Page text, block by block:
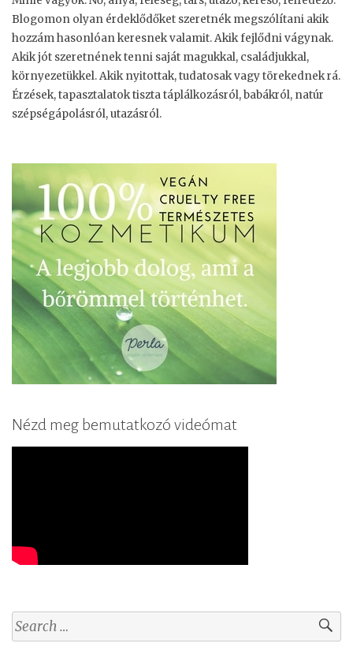
Blogomon olyan érdeklődőket szeretnék megszólítani akik
hozzám hasonlóan keresnek valamit. Akik fejlődni vágynak.
Akik jót szeretnének tenni saját magukkal, családjukkal,
környezetükkel. Akik nyitottak, tudatosak vagy törekednek rá.
Érzések, tapasztalatok tiszta táplálkozásról, babákról, natúr
szépségápolásról, utazásról.
Nézd meg bemutatkozó videómat
S
e